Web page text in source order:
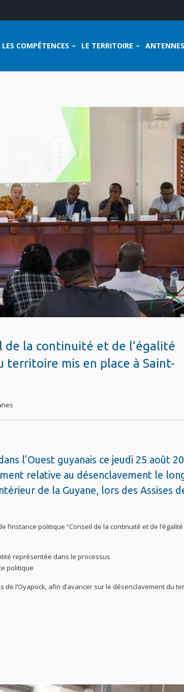
LES COMPÉTENCES LE TERRITOIRE
de la continuité et de l’égalité
mis en place à Saint-
l’Ouest guyanais ce jeudi 25 août
relative au désenclavement le
de la Guyane, lors des Assises
politique “Conseil de la continuité et de l’égalité
représentée dans le processus
politique
l’Oyapock, afin d’avancer sur le désenclavement du